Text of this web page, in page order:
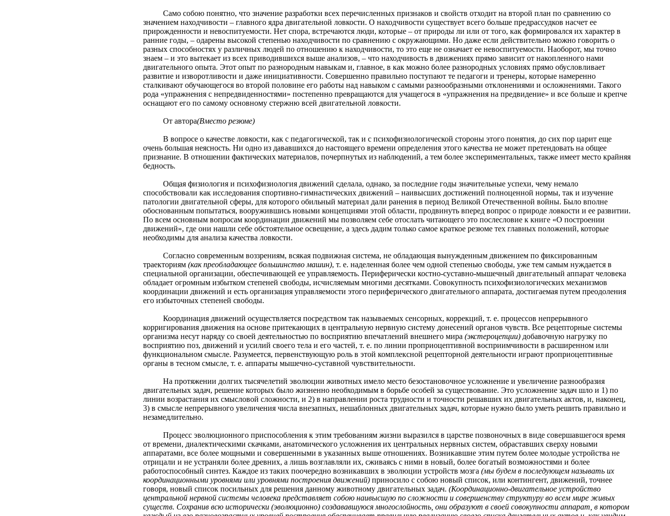
Само собою понятно, что значение разработки всех перечисленных признаков и свойств отходит на второй план по сравнению со
значением находчивости – главного ядра двигательной ловкости. О находчивости существует всего больше предрассудков насчет ее
прирожденности и невоспитуемости. Нет спора, встречаются люди, которые – от природы ли или от того, как формировался их характер в
ранние годы, – одарены высокой степенью находчивости по сравнению с окружающими. Но даже если действительно можно говорить о
разных способностях у различных людей по отношению к находчивости, то это еще не означает ее невоспитуемости. Наоборот, мы точно
знаем – и это вытекает из всех приводившихся выше анализов, – что находчивость в движениях прямо зависит от накопленного нами
двигательного опыта. Этот опыт по разнородным навыкам и, главное, в как можно более разнородных условиях прямо обусловливает
развитие и изворотливости и даже инициативности. Совершенно правильно поступают те педагоги и тренеры, которые намеренно
сталкивают обучающегося во второй половине его работы над навыком с самыми разнообразными отклонениями и осложнениями. Такого
рода «упражнения с непредвиденностями» постепенно превращаются для учащегося в «упражнения на предвидение» и все больше и крепче
оснащают его по самому основному стержню всей двигательной ловкости.
От автора(Вместо резюме)
В вопросе о качестве ловкости, как с педагогической, так и с психофизиологической стороны этого понятия, до сих пор царит еще
очень большая неясность. Ни одно из дававшихся до настоящего времени определения этого качества не может претендовать на общее
признание. В отношении фактических материалов, почерпнутых из наблюдений, а тем более экспериментальных, также имеет место крайняя
бедность.
Общая физиология и психофизиология движений сделала, однако, за последние годы значительные успехи, чему немало
способствовали как исследования спортивно-гимнастических движений – наивысших достижений полноценной нормы, так и изучение
патологии двигательной сферы, для которого обильный материал дали ранения в период Великой Отечественной войны. Было вполне
обоснованным попытаться, вооружившись новыми концепциями этой области, продвинуть вперед вопрос о природе ловкости и ее развитии.
По всем основным вопросам координации движений мы позволяем себе отослать читающего это послесловие к книге «О построении
движений», где они нашли себе обстоятельное освещение, а здесь дадим только самое краткое резюме тех главных положений, которые
необходимы для анализа качества ловкости.
Согласно современным воззрениям, всякая подвижная система, не обладающая вынужденным движением по фиксированным
траекториям (как преобладающее большинство машин), т. е. наделенная более чем одной степенью свободы, уже тем самым нуждается в
специальной организации, обеспечивающей ее управляемость. Периферически костно-суставно-мышечный двигательный аппарат человека
обладает огромным избытком степеней свободы, исчисляемым многими десятками. Совокупность психофизиологических механизмов
координации движений и есть организация управляемости этого периферического двигательного аппарата, достигаемая путем преодоления
его избыточных степеней свободы.
Координация движений осуществляется посредством так называемых сенсорных, коррекций, т. е. процессов непрерывного
корригирования движения на основе притекающих в центральную нервную систему донесений органов чувств. Все рецепторные системы
организма несут наряду со своей деятельностью по восприятию впечатлений внешнего мира (экстероцепции)добавочную нагрузку по
восприятию поз, движений и усилий своего тела и его частей, т. е. по линии проприоцептивной восприимчивости в расширенном или
функциональном смысле. Разумеется, первенствующую роль в этой комплексной рецепторной деятельности играют проприоцептивные
органы в тесном смысле, т. е. аппараты мышечно-суставной чувствительности.
На протяжении долгих тысячелетий эволюции животных имело место безостановочное усложнение и увеличение разнообразия
двигательных задач, решение которых было жизненно необходимым в борьбе особей за существование. Это усложнение задач шло и 1) по
линии возрастания их смысловой сложности, и 2) в направлении роста трудности и точности решавших их двигательных актов, и, наконец,
3) в смысле непрерывного увеличения числа внезапных, нешаблонных двигательных задач, которые нужно было уметь решить правильно и
незамедлительно.
Процесс эволюционного приспособления к этим требованиям жизни выразился в царстве позвоночных в виде совершавшегося время
от времени, диалектическими скачками, анатомического усложнения их центральных нервных систем, обраставших сверху новыми
аппаратами, все более мощными и совершенными в указанных выше отношениях. Возникавшие этим путем более молодые устройства не
отрицали и не устраняли более древних, а лишь возглавляли их, сживаясь с ними в новый, более богатый возможностями и более
работоспособный синтез. Каждое из таких поочередно возникавших в эволюции устройств мозга (мы будем в последующем называть их
координационными уровнями или уровнями построения движений)приносило с собою новый список, или контингент, движений, точнее
говоря, новый список посильных для решения данному животному двигательных задач. (Координационно-двигательное устройство
центральной нервной системы человека представляет собою наивысшую по сложности и совершенству структуру во всем мире живых
существ. Сохранив всю исторически (эволюционно)создававшуюся многослойность, они образуют в своей совокупности аппарат, в котором